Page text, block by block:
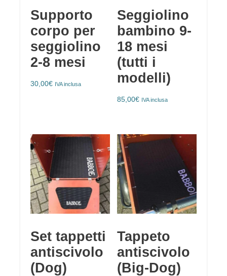
Supporto
corpo per
seggiolino
2-8 mesi
30,00€ IVA inclusa
Seggiolino
bambino 9-
18 mesi
(tutti i
modelli)
85,00€ IVA inclusa
Set tappetti
antiscivolo
(Dog)
Tappeto
antiscivolo
(Big-Dog)